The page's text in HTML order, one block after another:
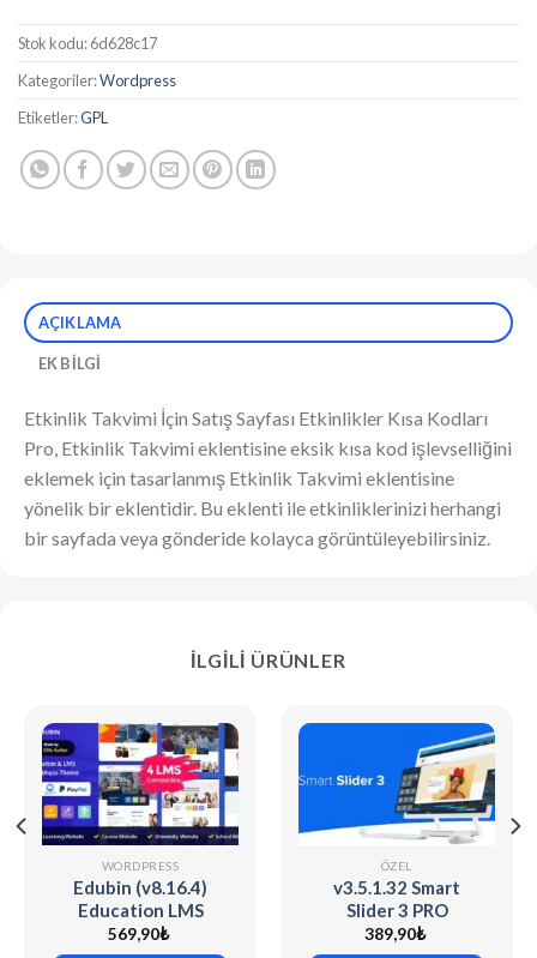
Stok kodu:6d628c17
Kategoriler:Wordpress
Etiketler:GPL
AÇIKLAMA
EK BILGI
Etkinlik Takvimi İçin Satış Sayfası Etkinlikler Kısa Kodları
Pro, Etkinlik Takvimi eklentisine eksik kısa kod işlevselliğini
eklemek için tasarlanmış Etkinlik Takvimi eklentisine
yönelik bir eklentidir. Bu eklenti ile etkinliklerinizi herhangi
bir sayfada veya gönderide kolayca görüntüleyebilirsiniz.
İLGILI ÜRÜNLER
WORDPRESS
Edubin (v8.16.4)
Education LMS
WordPress Theme
569,90₺
ÖZEL
v3.5.1.32 Smart
Slider 3 PRO
[WordPress] + 90
389,90₺